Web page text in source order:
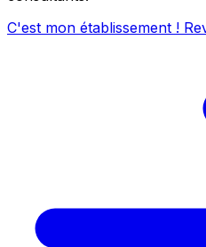
C'est mon établissement !